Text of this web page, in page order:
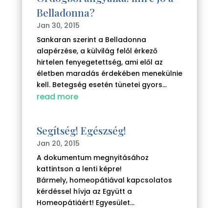
Belladonna?
Jan 30, 2015
Sankaran szerint a Belladonna
alapérzése, a külvilág felől érkező
hirtelen fenyegetettség, ami elől az
életben maradás érdekében menekülnie
kell. Betegség esetén tünetei gyors...
read more
Segítség! Egészség!
Jan 20, 2015
A dokumentum megnyitásához
kattintson a lenti képre!
Bármely, homeopátiával kapcsolatos
kérdéssel hívja az Együtt a
Homeopátiáért! Egyesület...